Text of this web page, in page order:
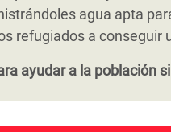
jabón y
las comunidades de
regular.
de cooperativas.
y política de grupos en
agua apta
refugiados a conseguir
ayudar a la población